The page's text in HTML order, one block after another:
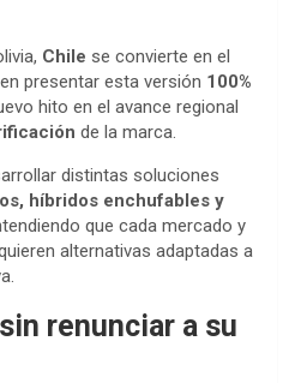
Chile se convierte en el
presentar esta versión 100%
hito en el avance regional
de la marca.
distintas soluciones
híbridos enchufables y
que cada mercado y
alternativas adaptadas a
renunciar a su